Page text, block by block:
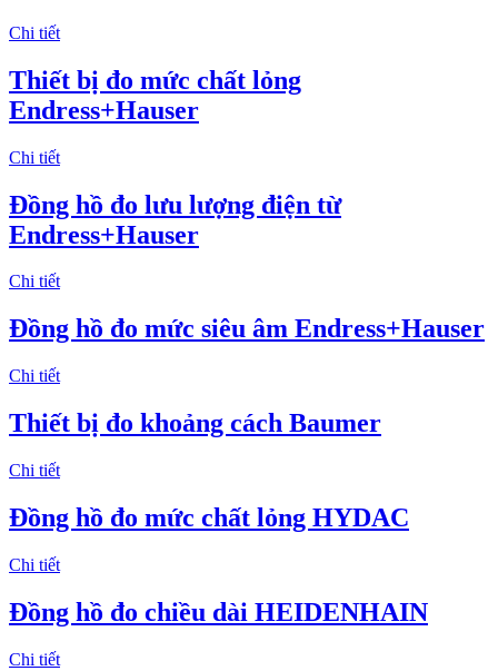
Chi tiết
Thiết bị đo mức chất lỏng
Endress+Hauser
Chi tiết
Đồng hồ đo lưu lượng điện từ
Endress+Hauser
Chi tiết
Đồng hồ đo mức siêu âm Endress+Hauser
Chi tiết
Thiết bị đo khoảng cách Baumer
Chi tiết
Đồng hồ đo mức chất lỏng HYDAC
Chi tiết
Đồng hồ đo chiều dài HEIDENHAIN
Chi tiết